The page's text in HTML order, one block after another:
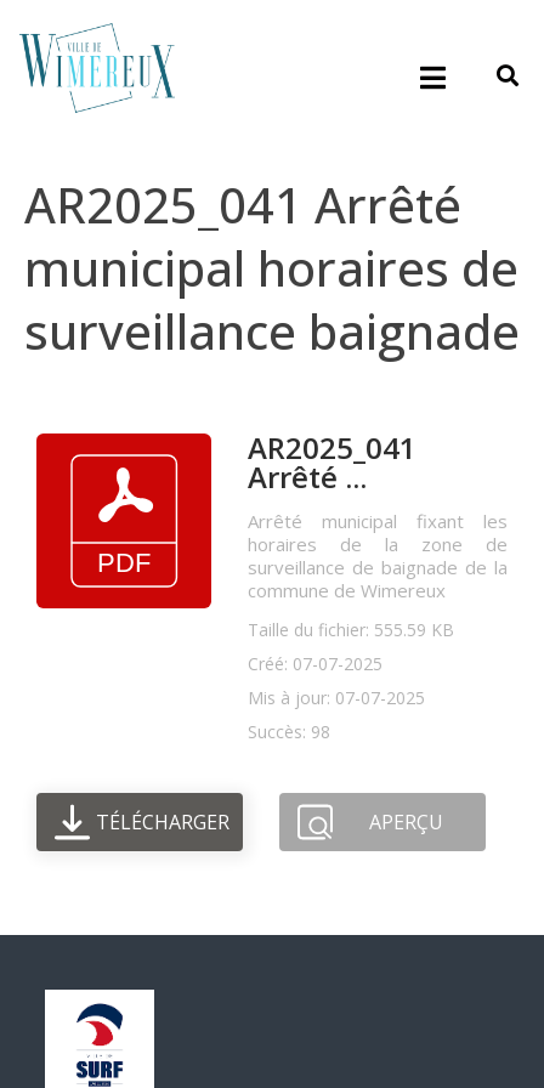
AR2025_041 Arrêté
municipal horaires de
surveillance baignade
AR2025_041
Arrêté ...
Arrêté municipal fixant les
horaires de la zone de
surveillance de baignade de la
commune de Wimereux
Taille du fichier: 555.59 KB
Créé: 07-07-2025
Mis à jour: 07-07-2025
Succès: 98
TÉLÉCHARGER APERÇU